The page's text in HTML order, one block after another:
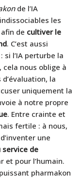
de l’IA
les
de cultiver le
. C’est aussi
l’IA perturbe la
cela nous oblige à
la
uniquement la
à notre propre
. Entre crainte et
fertile : à nous,
une
de
et pour l’humain.
pharmakon